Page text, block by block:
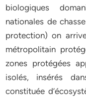
biologiques
nationales de
protection) on
métropolitain
zones protégées
isolés, insérés
constituée